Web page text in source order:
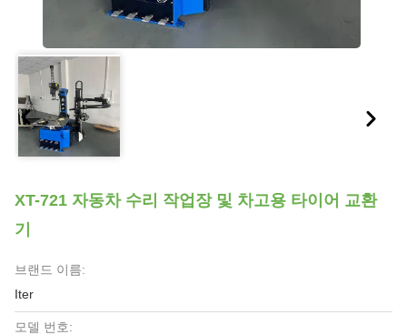
XT-721 자동차 수리 작업장 및 차고용 타이어 교환
기
브랜드 이름:
Iter
모델 번호: